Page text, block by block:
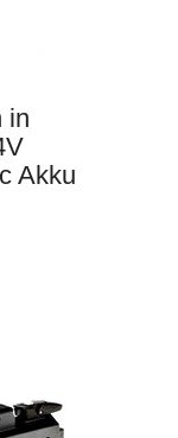
in
Akku